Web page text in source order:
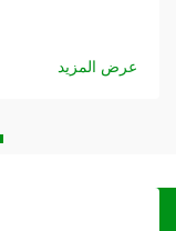
عرض المزيد